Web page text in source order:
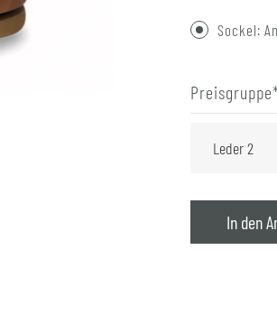
Sockel:
Preisgruppe
In den